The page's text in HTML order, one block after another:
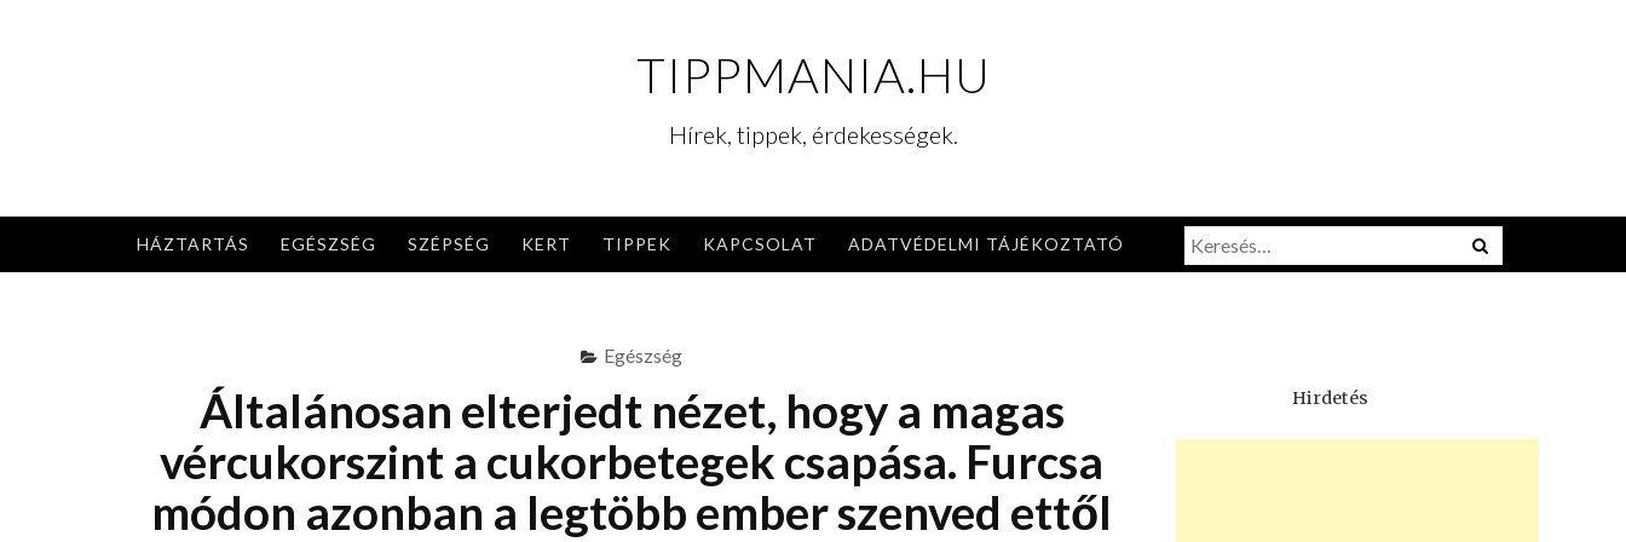
TIPPMANIA.HU
Hírek, tippek, érdekességek.
HÁZTARTÁS EGÉSZSÉG SZÉPSÉG KERT TIPPEK KAPCSOLAT ADATVÉDELMI TÁJÉKOZTATÓ Menu
Keresés:
Egészség
Általánosan elterjedt nézet, hogy a magas
vércukorszint a cukorbetegek csapása. Furcsa
módon azonban a legtöbb ember szenved ettől
Hirdetés